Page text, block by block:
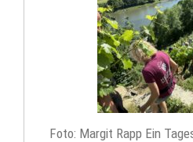
Foto: Margit Rapp Ein